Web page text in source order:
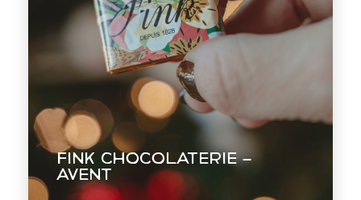
Fink Chocolaterie –
Avent
Fink Chocolaterie –
Avent
Réveiller les émotions et souvenirs
d'enfance à travers une expérience
chocolatée magique.